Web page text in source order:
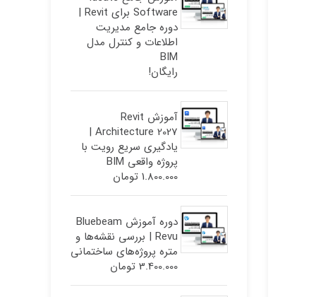
Software برای Revit |
دوره جامع مدیریت
اطلاعات و کنترل مدل
BIM
رایگان!
آموزش Revit
Architecture 2027 |
یادگیری سریع رویت با
پروژه واقعی BIM
1.800.000 تومان
دوره آموزش Bluebeam
Revu | بررسی نقشه‌ها و
متره پروژه‌های ساختمانی
3.400.000 تومان